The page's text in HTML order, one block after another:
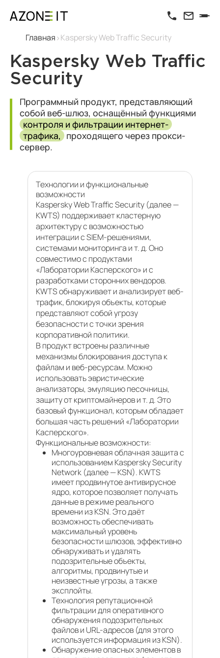
Главная Kaspersky Web Traffic Security
Kaspersky Web Traffic
Security
Программный продукт, представляющий
собой веб-шлюз, оснащённый функциями
контроля и фильтрации интернет-
трафика, проходящего через прокси-
сервер.
Технологии и функциональные
возможности
Kaspersky Web Traffic Security (далее —
KWTS) поддерживает кластерную
архитектуру с возможностью
интеграции с SIEM-решениями,
системами мониторинга и т. д. Оно
совместимо с продуктами
«Лаборатории Касперского» и с
разработками сторонних вендоров.
KWTS обнаруживает и анализирует веб-
трафик, блокируя объекты, которые
представляют собой угрозу
безопасности с точки зрения
корпоративной политики.
В продукт встроены различные
механизмы блокирования доступа к
файлам и веб-ресурсам. Можно
использовать эвристические
анализаторы, эмуляцию песочницы,
защиту от криптомайнеров и т. д. Это
базовый функционал, которым обладает
большая часть решений «Лаборатории
Касперского».
Функциональные возможности:
Многоуровневая облачная защита с
использованием Kaspersky Security
Network (далее — KSN). KWTS
имеет продвинутое антивирусное
ядро, которое позволяет получать
данные в режиме реального
времени из KSN. Это даёт
возможность обеспечивать
максимальный уровень
безопасности шлюзов, эффективно
обнаруживать и удалять
подозрительные объекты,
алгоритмы, продвинутые и
неизвестные угрозы, а также
эксплойты.
Технология репутационной
фильтрации для оперативного
обнаружения подозрительных
файлов и URL-адресов (для этого
используется информация из KSN).
Обнаружение опасных элементов в